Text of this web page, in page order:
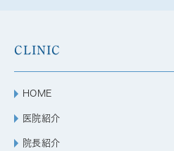
CLINIC
HOME
医院紹介
院長紹介